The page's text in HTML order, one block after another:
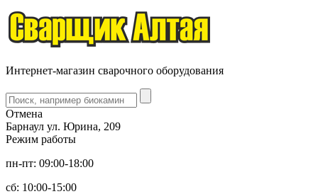
Интернет-магазин сварочного оборудования
Отмена
Барнаул ул. Юрина, 209
Режим работы
пн-пт: 09:00-18:00
сб: 10:00-15:00